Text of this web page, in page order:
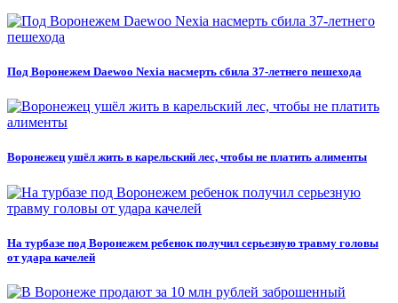
Под Воронежем Daewoo Nexia насмерть сбила 37-летнего пешехода
Воронежец ушёл жить в карельский лес, чтобы не платить алименты
На турбазе под Воронежем ребенок получил серьезную травму головы
от удара качелей